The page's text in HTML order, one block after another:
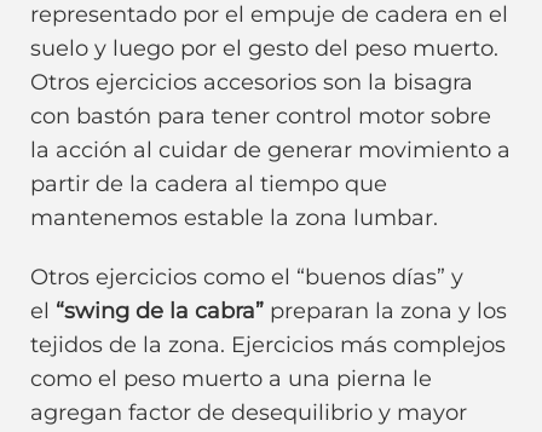
representado por el empuje de cadera en el
suelo y luego por el gesto del peso muerto.
Otros ejercicios accesorios son la bisagra
con bastón para tener control motor sobre
la acción al cuidar de generar movimiento a
partir de la cadera al tiempo que
mantenemos estable la zona lumbar.
Otros ejercicios como el “buenos días” y
el “swing de la cabra” preparan la zona y los
tejidos de la zona. Ejercicios más complejos
como el peso muerto a una pierna le
agregan factor de desequilibrio y mayor